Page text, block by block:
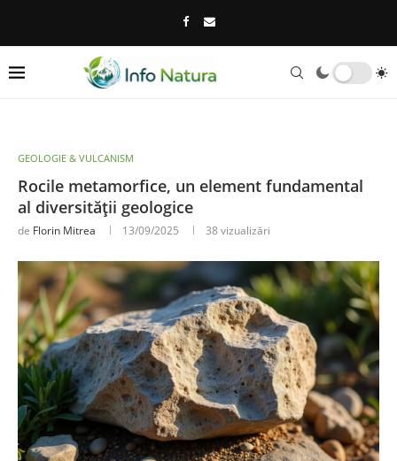
GEOLOGIE & VULCANISM
Rocile metamorfice, un element fundamental
al diversității geologice
de Florin Mitrea 13/09/2025 38 vizualizări